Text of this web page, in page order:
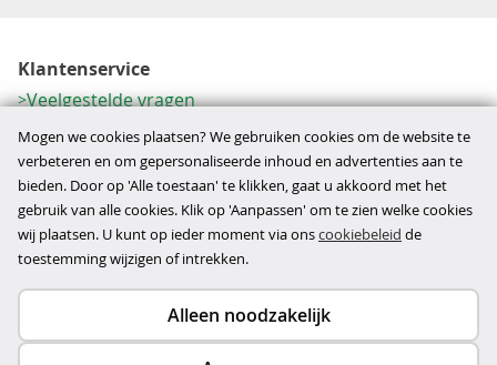
Klantenservice
Veelgestelde vragen
Contactformulier
Herroeping
Over ons
Bedrijfsgegevens
Werkwijze
Copyright © 2026
Mogen we cookies plaatsen? We gebruiken cookies om de website te
verbeteren en om gepersonaliseerde inhoud en advertenties aan te
bieden. Door op 'Alle toestaan' te klikken, gaat u akkoord met het
gebruik van alle cookies. Klik op 'Aanpassen' om te zien welke cookies
wij plaatsen. U kunt op ieder moment via onscookiebeleid de
toestemming wijzigen of intrekken.
Alleen noodzakelijk